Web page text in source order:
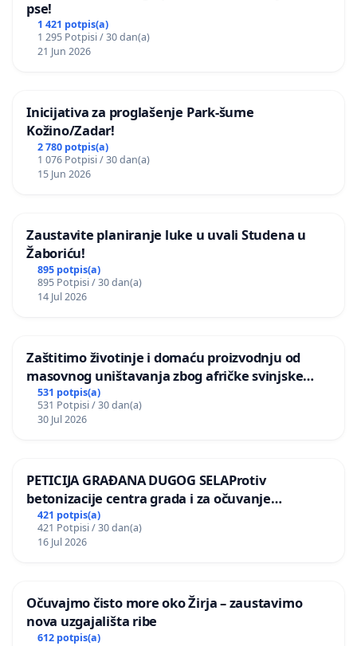
pse!
1 421 potpis(a)
1 295 Potpisi / 30 dan(a)
21 Jun 2026
Inicijativa za proglašenje Park-šume
Kožino/Zadar!
2 780 potpis(a)
1 076 Potpisi / 30 dan(a)
15 Jun 2026
Zaustavite planiranje luke u uvali Studena u
Žaboriću!
895 potpis(a)
895 Potpisi / 30 dan(a)
14 Jul 2026
Zaštitimo životinje i domaću proizvodnju od
masovnog uništavanja zbog afričke svinjske
kuge
531 potpis(a)
531 Potpisi / 30 dan(a)
30 Jul 2026
PETICIJA GRAĐANA DUGOG SELAProtiv
betonizacije centra grada i za očuvanje
postojećih zelenih površina i odraslih stabala pri
donošenju izmjena urbanističkog plana
421 potpis(a)
421 Potpisi / 30 dan(a)
16 Jul 2026
Očuvajmo čisto more oko Žirja – zaustavimo
nova uzgajališta ribe
612 potpis(a)